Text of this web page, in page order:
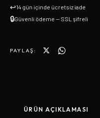
↩14 gün içinde ücretsiz iade
🔒Güvenli ödeme — SSL şifreli
PAYLAŞ:
ÜRÜN AÇIKLAMASI